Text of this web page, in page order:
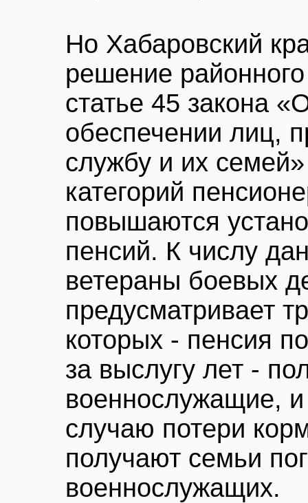
Но Хабаровский
решение
статье 45 закона
обеспечении лиц,
службу и их
категорий
повышаются
пенсий. К числу
ветераны боевых
предусматривает
которых - пенсия
за выслугу лет -
военнослужащие,
случаю потери
получают семьи
военнослужащих.